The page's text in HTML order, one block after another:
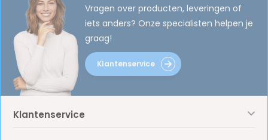
Vragen over producten, leveringen of
iets anders? Onze specialisten helpen je
graag!
Klantenservice
Klantenservice